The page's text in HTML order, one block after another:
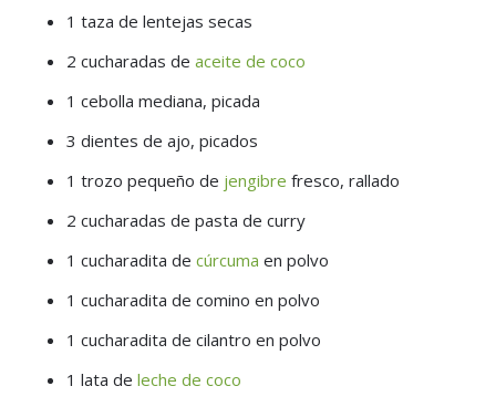
1 taza de lentejas secas
2 cucharadas de aceite de coco
1 cebolla mediana, picada
3 dientes de ajo, picados
1 trozo pequeño de jengibre fresco, rallado
2 cucharadas de pasta de curry
1 cucharadita de cúrcuma en polvo
1 cucharadita de comino en polvo
1 cucharadita de cilantro en polvo
1 lata de leche de coco